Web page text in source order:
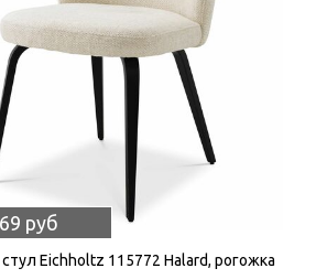
руб
Eichholtz 115772 Halard, рогожка